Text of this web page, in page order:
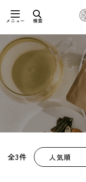
メニュー 検索
全3件